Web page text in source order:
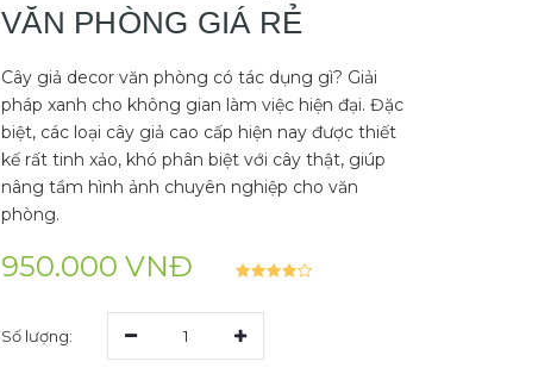
VĂN PHÒNG GIÁ RẺ
Cây giả decor văn phòng có tác dụng gì? Giải
pháp xanh cho không gian làm việc hiện đại. Đặc
biệt, các loại cây giả cao cấp hiện nay được thiết
kế rất tinh xảo, khó phân biệt với cây thật, giúp
nâng tầm hình ảnh chuyên nghiệp cho văn
phòng.
950.000 VNĐ
Số lượng: 1